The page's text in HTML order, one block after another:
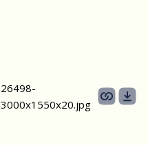
26498-
3000х1550х20.jpg